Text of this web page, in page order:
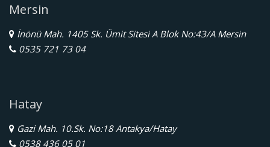
Mersin
İnönü Mah. 1405 Sk. Ümit Sitesi A Blok No:43/A Mersin
0535 721 73 04
Hatay
Gazi Mah. 10.Sk. No:18 Antakya/Hatay
0538 436 05 01